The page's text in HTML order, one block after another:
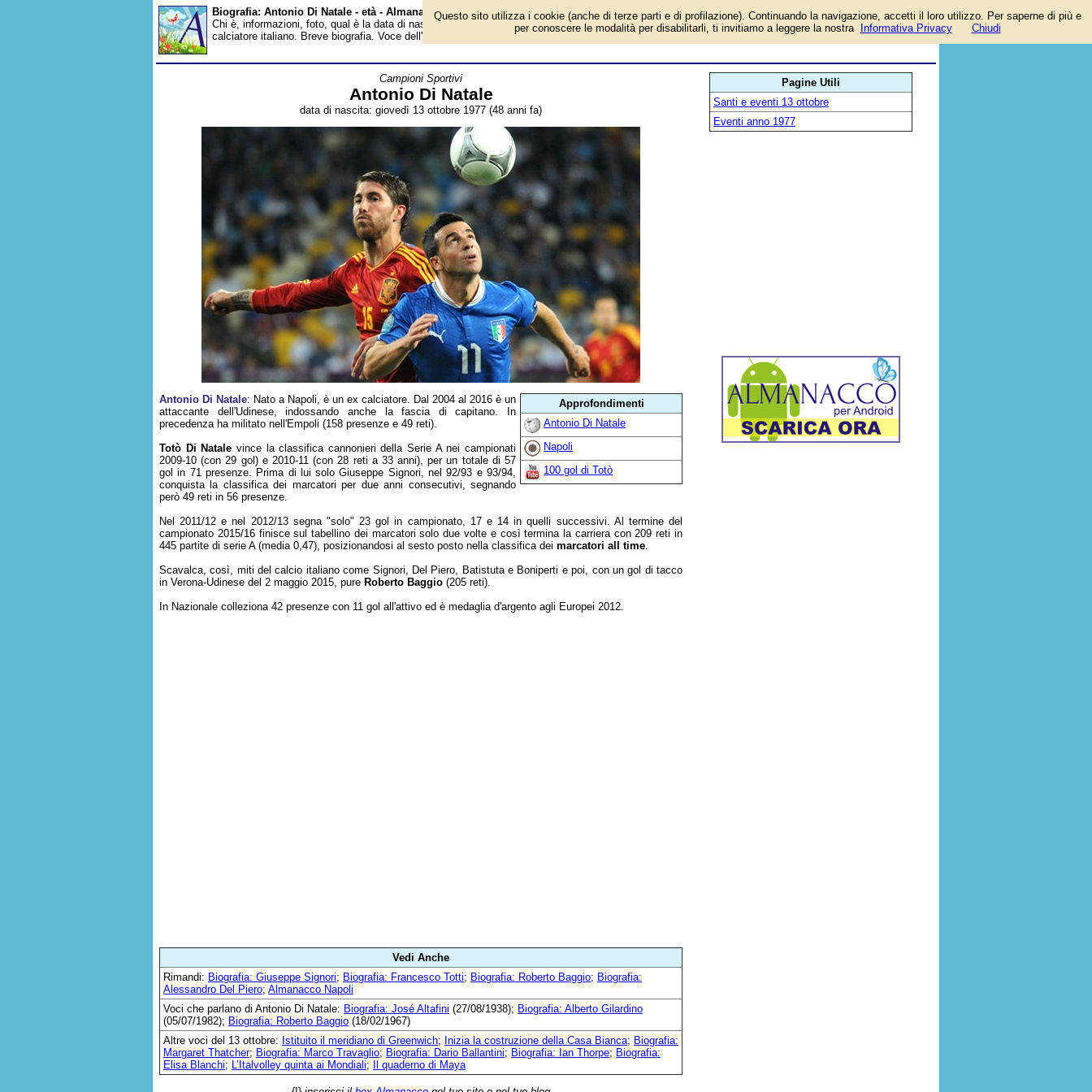
Biografia: Antonio Di Natale - età - Almanacco
Chi è, informazioni, foto, qual è la data di nascita, età, dove è nato, cosa ha fatto Antonio Di Natale, ex
calciatore italiano. Breve biografia. Voce dell'Almanacco.
Campioni Sportivi
Antonio Di Natale
data di nascita: giovedì 13 ottobre 1977 (48 anni fa)
Approfondimenti
Antonio Di Natale
Napoli
100 gol di Totò
Antonio Di Natale: Nato a Napoli, è un ex calciatore. Dal 2004 al 2016 è un
attaccante dell'Udinese, indossando anche la fascia di capitano. In
precedenza ha militato nell'Empoli (158 presenze e 49 reti).
Totò Di Natale vince la classifica cannonieri della Serie A nei campionati
2009-10 (con 29 gol) e 2010-11 (con 28 reti a 33 anni), per un totale di 57
gol in 71 presenze. Prima di lui solo Giuseppe Signori, nel 92/93 e 93/94,
conquista la classifica dei marcatori per due anni consecutivi, segnando
però 49 reti in 56 presenze.
Nel 2011/12 e nel 2012/13 segna "solo" 23 gol in campionato, 17 e 14 in quelli successivi. Al termine del
campionato 2015/16 finisce sul tabellino dei marcatori solo due volte e così termina la carriera con 209 reti in
445 partite di serie A (media 0,47), posizionandosi al sesto posto nella classifica dei marcatori all time.
Scavalca, così, miti del calcio italiano come Signori, Del Piero, Batistuta e Boniperti e poi, con un gol di tacco
in Verona-Udinese del 2 maggio 2015, pure Roberto Baggio (205 reti).
In Nazionale colleziona 42 presenze con 11 gol all'attivo ed è medaglia d'argento agli Europei 2012.
Vedi Anche
Rimandi: Biografia: Giuseppe Signori; Biografia: Francesco Totti; Biografia: Roberto Baggio; Biografia:
Alessandro Del Piero; Almanacco Napoli
Voci che parlano di Antonio Di Natale: Biografia: José Altafini (27/08/1938); Biografia: Alberto Gilardino
(05/07/1982); Biografia: Roberto Baggio (18/02/1967)
Altre voci del 13 ottobre: Istituito il meridiano di Greenwich; Inizia la costruzione della Casa Bianca; Biografia:
Margaret Thatcher; Biografia: Marco Travaglio; Biografia: Dario Ballantini; Biografia: Ian Thorpe; Biografia:
Elisa Blanchi; L’Italvolley quinta ai Mondiali; Il quaderno di Maya
Pagine Utili
Santi e eventi 13 ottobre
Eventi anno 1977
Questo sito utilizza i cookie (anche di terze parti e di profilazione). Continuando la navigazione, accetti il loro utilizzo. Per saperne di più e
per conoscere le modalità per disabilitarli, ti invitiamo a leggere la nostra
Informativa Privacy Chiudi